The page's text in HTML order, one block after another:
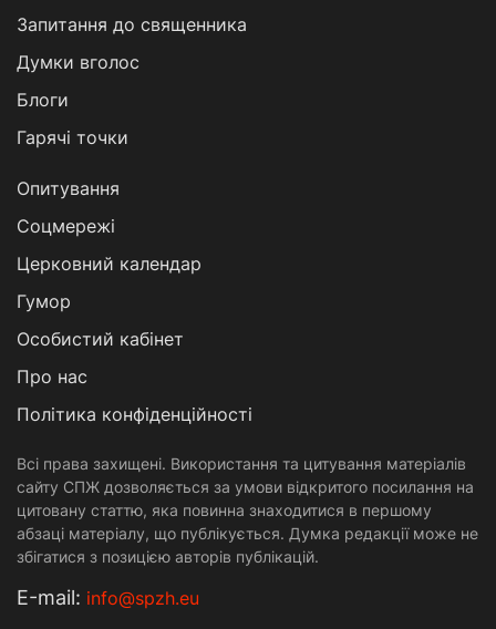
Запитання до священника
Думки вголос
Блоги
Гарячі точки
Опитування
Соцмережі
Церковний календар
Гумор
Особистий кабінет
Про нас
Політика конфіденційності
Всі права захищені. Використання та цитування матеріалів
сайту СПЖ дозволяється за умови відкритого посилання на
цитовану статтю, яка повинна знаходитися в першому
абзаці матеріалу, що публікується. Думка редакції може не
збігатися з позицією авторів публікацій.
Е-mail: info@spzh.eu